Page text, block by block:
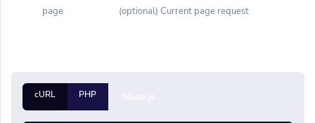
page (optional) Current page request
cURL PHP